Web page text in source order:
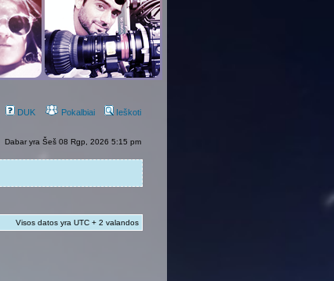
DUK Pokalbiai Ieškoti
Dabar yra Šeš 08 Rgp, 2026 5:15 pm
Visos datos yra UTC + 2 valandos